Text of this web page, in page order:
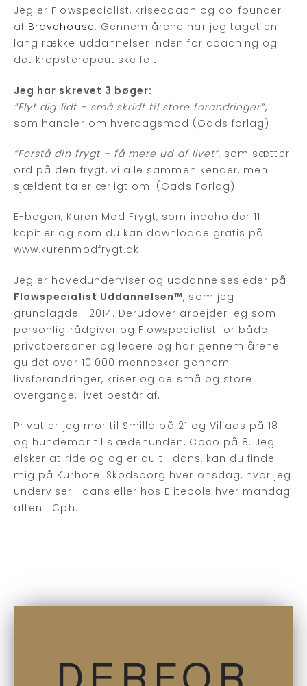
Jeg er Flowspecialist, krisecoach og co-founder
af Bravehouse. Gennem årene har jeg taget en
lang række uddannelser inden for coaching og
det kropsterapeutiske felt.
Jeg har skrevet 3 bøger:
“Flyt dig lidt – små skridt til store forandringer”,
som handler om hverdagsmod (Gads forlag)
“Forstå din frygt – få mere ud af livet”, som sætter
ord på den frygt, vi alle sammen kender, men
sjældent taler ærligt om. (Gads Forlag)
E-bogen, Kuren Mod Frygt, som indeholder 11
kapitler og som du kan downloade gratis på
www.kurenmodfrygt.dk
Jeg er hovedunderviser og uddannelsesleder på
Flowspecialist Uddannelsen™, som jeg
grundlagde i 2014. Derudover arbejder jeg som
personlig rådgiver og Flowspecialist for både
privatpersoner og ledere og har gennem årene
guidet over 10.000 mennesker gennem
livsforandringer, kriser og de små og store
overgange, livet består af.
Privat er jeg mor til Smilla på 21 og Villads på 18
og hundemor til slædehunden, Coco på 8. Jeg
elsker at ride og og er du til dans, kan du finde
mig på Kurhotel Skodsborg hver onsdag, hvor jeg
underviser i dans eller hos Elitepole hver mandag
aften i Cph.